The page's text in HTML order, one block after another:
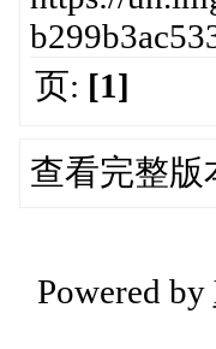
页: [1]
查看完整版
Powered by